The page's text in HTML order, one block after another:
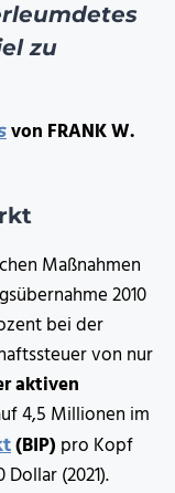
zu
von FRANK W.
Maßnahmen
2010
bei der
von nur
aktiven
4,5 Millionen im
(BIP) pro Kopf
Dollar (2021).